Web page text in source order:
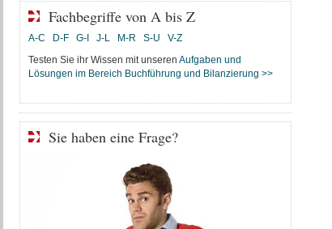
Fachbegriffe von A bis Z
A-C D-F G-I J-L M-R S-U
V-Z
Testen Sie ihr Wissen mit unseren Aufgaben und
Lösungen im Bereich Buchführung und Bilanzierung >>
Sie haben eine Frage?